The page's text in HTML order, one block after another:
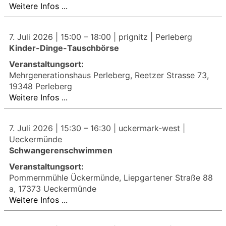
Weitere Infos ...
7. Juli 2026 | 15:00 – 18:00 | prignitz | Perleberg
Kinder-Dinge-Tauschbörse
Veranstaltungsort:
Mehrgenerationshaus Perleberg, Reetzer Strasse 73,
19348 Perleberg
Weitere Infos ...
7. Juli 2026 | 15:30 – 16:30 | uckermark-west |
Ueckermünde
Schwangerenschwimmen
Veranstaltungsort:
Pommernmühle Ückermünde, Liepgartener Straße 88
a, 17373 Ueckermünde
Weitere Infos ...